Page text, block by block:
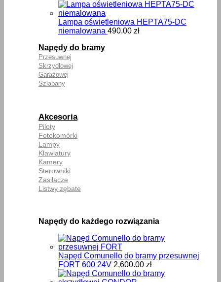
Lampa oświetleniowa HEPTA75-DC
niemalowana 490.00 zł
Napędy do bramy
Przesuwnej
Skrzydłowej
Garażowej
Szlabany
Akcesoria
Piloty
Fotokomórki
Lampy
Klawiatury
Kamery
Sterowniki
Zasilacze
Listwy zębate
Napędy do każdego rozwiązania
Napęd Comunello do bramy przesuwnej
FORT 600 24V 2,600.00 zł